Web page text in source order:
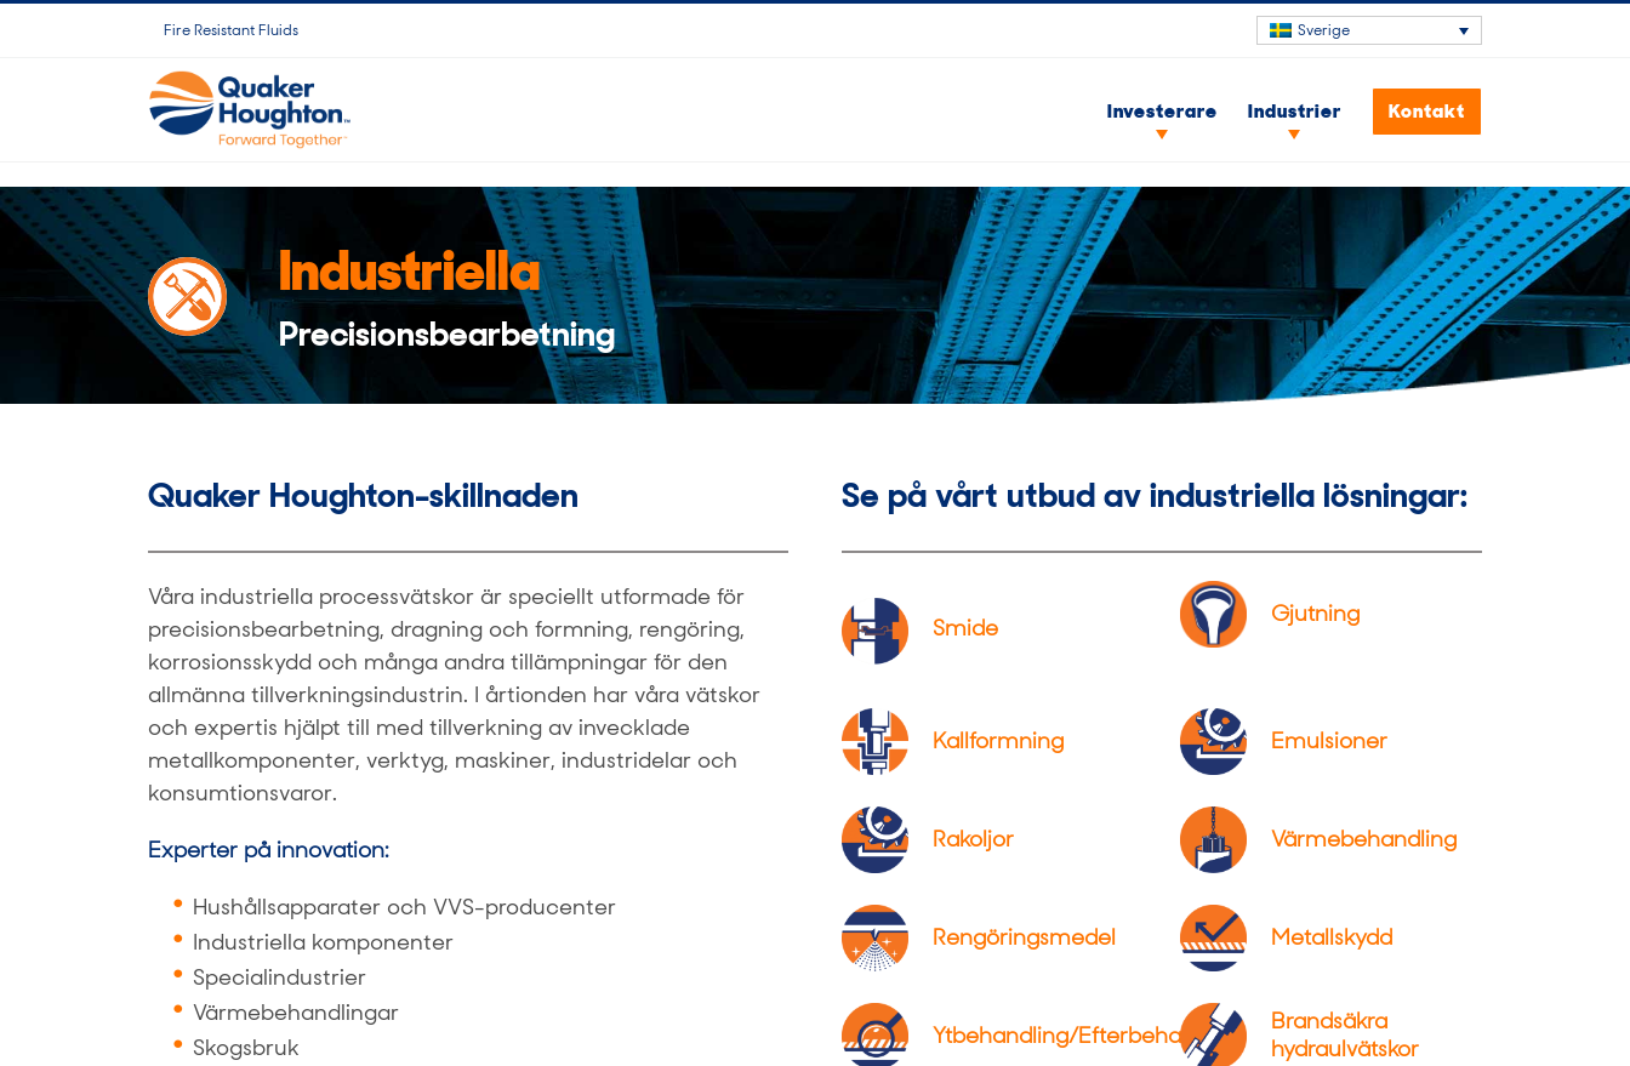
Fire Resistant Fluids Sverige
Investerare Industrier Kontakt
Industriella
Precisionsbearbetning
Quaker Houghton-skillnaden
Våra industriella processvätskor är speciellt utformade för
precisionsbearbetning, dragning och formning, rengöring,
korrosionsskydd och många andra tillämpningar för den
allmänna tillverkningsindustrin. I årtionden har våra vätskor
och expertis hjälpt till med tillverkning av invecklade
metallkomponenter, verktyg, maskiner, industridelar och
konsumtionsvaror.
Experter på innovation:
Hushållsapparater och VVS-producenter
Industriella komponenter
Specialindustrier
Värmebehandlingar
Skogsbruk
Se på vårt utbud av industriella lösningar:
Smide Gjutning
Kallformning Emulsioner
Rakoljor Värmebehandling
Rengöringsmedel Metallskydd
Ytbehandling/Efterbehandling
Brandsäkra
hydraulvätskor